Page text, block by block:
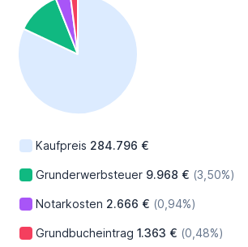
Kaufpreis 284.796 €
Grunderwerbsteuer 9.968 € (3,50%)
Notarkosten 2.666 € (0,94%)
Grundbucheintrag 1.363 € (0,48%)